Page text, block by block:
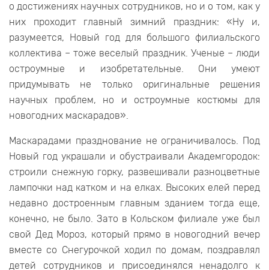
о достижениях научных сотрудников, но и о том, как у
них проходит главный зимний праздник: «Ну и,
разумеется, Новый год для большого филиальского
коллектива – тоже веселый праздник. Ученые – люди
остроумные и изобретательные. Они умеют
придумывать не только оригинальные решения
научных проблем, но и остроумные костюмы для
новогодних маскарадов».
Маскарадами празднование не ограничивалось. Под
Новый год украшали и обустраивали Академгородок:
строили снежную горку, развешивали разноцветные
лампочки над катком и на елках. Высоких елей перед
недавно достроенным главным зданием тогда еще,
конечно, не было. Зато в Кольском филиале уже был
свой Дед Мороз, который прямо в новогодний вечер
вместе со Снегурочкой ходил по домам, поздравлял
детей сотрудников и присоединялся ненадолго к